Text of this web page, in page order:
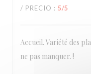
/ PRECIO : 5/5
Accueil. Variété des
ne pas manquer. !